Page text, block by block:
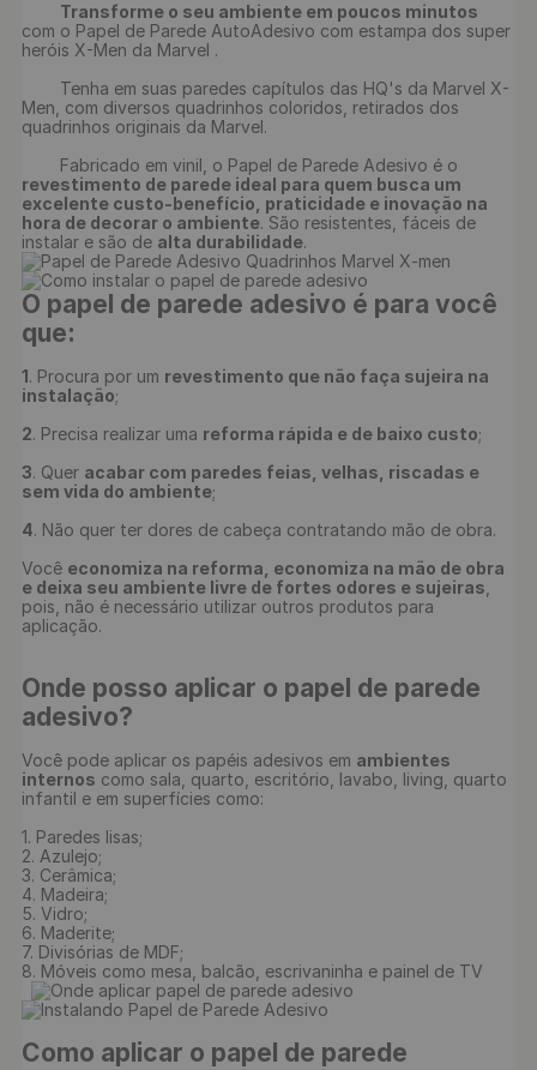
Transforme o seu ambiente em poucos minutos
com o Papel de Parede AutoAdesivo com estampa dos super
heróis X-Men da Marvel .
Men, com diversos quadrinhos coloridos, retirados dos
quadrinhos originais da Marvel.
	Fabricado em vinil, o Papel de Parede Adesivo é o
revestimento de parede ideal para quem busca um
excelente custo-benefício, praticidade e inovação na
hora de decorar o ambiente. São resistentes, fáceis de
instalar e são de alta durabilidade
O papel de parede adesivo é para você
que:
1. Procura por um revestimento que não faça sujeira na
instalação;
2. Precisa realizar uma reforma rápida e de baixo custo;
3. Quer acabar com paredes feias, velhas, riscadas e
sem vida do ambiente;
4. Não quer ter dores de cabeça contratando mão de obra.
Você economiza na reforma, economiza na mão de obra
e deixa seu ambiente livre de fortes odores e sujeiras
pois, não é necessário utilizar outros produtos para
Onde posso aplicar o papel de parede
adesivo?
Você pode aplicar os papéis adesivos em ambientes
internos como sala, quarto, escritório, lavabo, living, quarto
infantil e em superfícies como:
1. Paredes lisas;
2. Azulejo;
3. Cerâmica;
4. Madeira;
5. Vidro;
6. Maderite;
7. Divisórias de MDF;
8. Móveis como mesa, balcão, escrivaninha e painel de TV
Como aplicar o papel de parede